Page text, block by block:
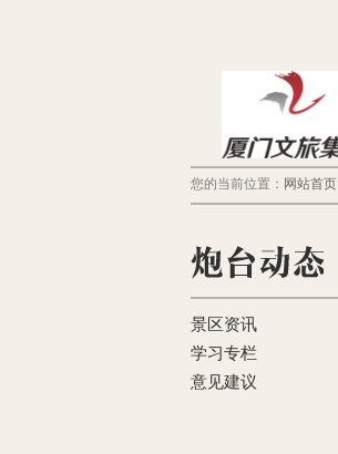
您的当前位置： 网站首页
景区资讯
学习专栏
意见建议